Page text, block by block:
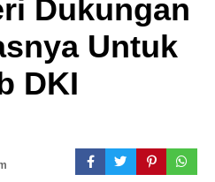
Dukungan
Untuk
DKI